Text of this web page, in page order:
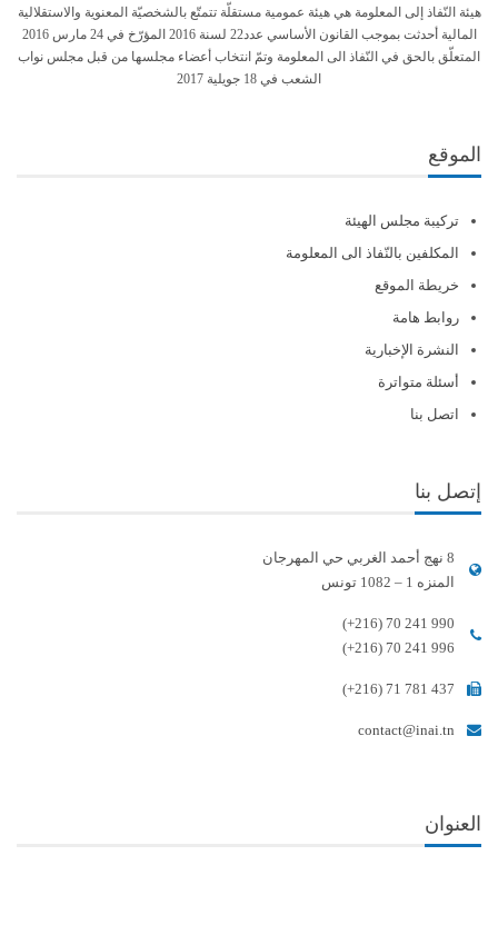
هيئة النّفاذ إلى المعلومة هي هيئة عمومية مستقلّة تتمتّع بالشخصيّة المعنوية والاستقلالية
المالية أحدثت بموجب القانون الأساسي عدد22 لسنة 2016 المؤرّخ في 24 مارس 2016
المتعلّق بالحق في النّفاذ الى المعلومة وتمّ انتخاب أعضاء مجلسها من قبل مجلس نواب
الشعب في 18 جويلية 2017
الموقع
تركيبة مجلس الهيئة
المكلفين بالنّفاذ الى المعلومة
خريطة الموقع
روابط هامة
النشرة الإخبارية
أسئلة متواترة
اتصل بنا
إتصل بنا
8 نهج أحمد الغربي حي المهرجان
المنزه 1 – 1082 تونس
(+216) 70 241 990
(+216) 70 241 996
(+216) 71 781 437
contact@inai.tn
العنوان